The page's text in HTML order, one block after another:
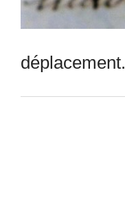
déplacement.